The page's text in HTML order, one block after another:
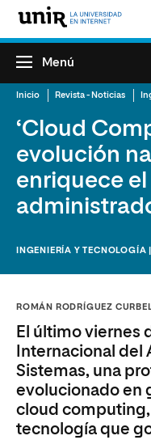
Menú
Inicio Revista - Noticias
‘Cloud
evolución
enriquece
INGENIERÍA Y
ROMÁN RODRÍGUEZ
El último viernes
Internacional
Sistemas, una
evolucionado en
cloud
tecnología que